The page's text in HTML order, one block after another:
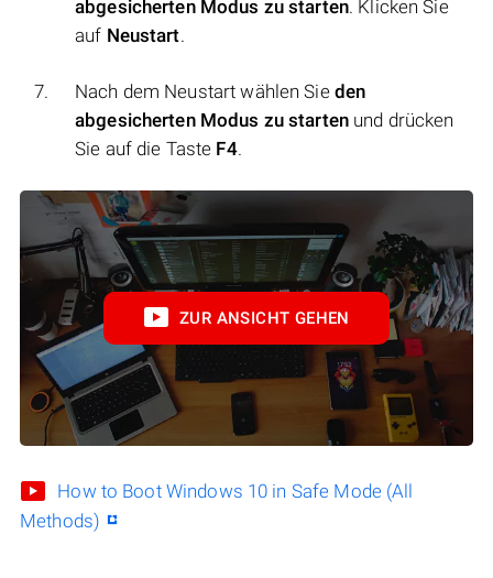
abgesicherten Modus zu starten. Klicken Sie
auf Neustart.
Nach dem Neustart wählen Sie den
abgesicherten Modus zu starten und drücken
Sie auf die Taste F4.
ZUR ANSICHT GEHEN
How to Boot Windows 10 in Safe Mode (All
Methods)